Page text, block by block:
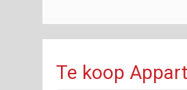
Te koop